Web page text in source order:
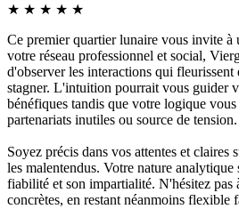
★ ★ ★ ★ ★
Ce premier quartier lunaire vous invite à
votre réseau professionnel et social,
d'observer les interactions qui fleurissent
stagner. L'intuition pourrait vous guider
bénéfiques tandis que votre logique
partenariats inutiles ou source de tension.
Soyez précis dans vos attentes et claires
les malentendus. Votre nature analytique
fiabilité et son impartialité. N'hésitez pas
concrètes, en restant néanmoins flexible